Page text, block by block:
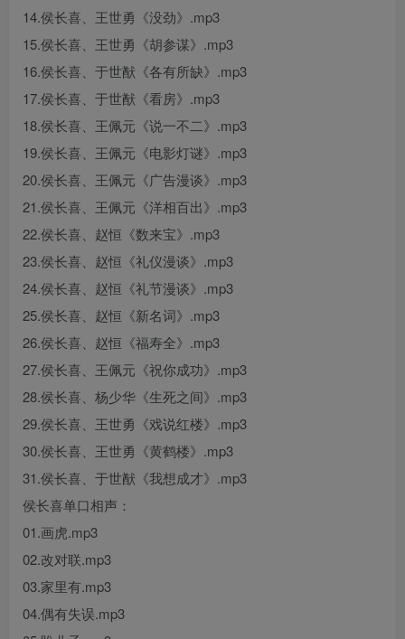
14.侯长喜、王世勇《没劲》.mp3
15.侯长喜、王世勇《胡参谋》.mp3
16.侯长喜、于世猷《各有所缺》.mp3
17.侯长喜、于世猷《看房》.mp3
18.侯长喜、王佩元《说一不二》.mp3
19.侯长喜、王佩元《电影灯谜》.mp3
20.侯长喜、王佩元《广告漫谈》.mp3
21.侯长喜、王佩元《洋相百出》.mp3
22.侯长喜、赵恒《数来宝》.mp3
23.侯长喜、赵恒《礼仪漫谈》.mp3
24.侯长喜、赵恒《礼节漫谈》.mp3
25.侯长喜、赵恒《新名词》.mp3
26.侯长喜、赵恒《福寿全》.mp3
27.侯长喜、王佩元《祝你成功》.mp3
28.侯长喜、杨少华《生死之间》.mp3
29.侯长喜、王世勇《戏说红楼》.mp3
30.侯长喜、王世勇《黄鹤楼》.mp3
31.侯长喜、于世猷《我想成才》.mp3
侯长喜单口相声：
01.画虎.mp3
02.改对联.mp3
03.家里有.mp3
04.偶有失误.mp3